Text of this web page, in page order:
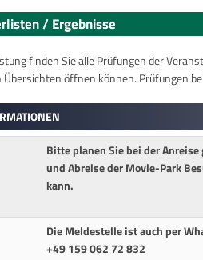
/ Ergebnisse
finden Sie alle Prüfungen der
Übersichten öffnen können. Prüfungen
Bitte planen Sie bei der
und Abreise der Movie-Park
kann.
Die Meldestelle ist auch per
+49 159 062 72 832